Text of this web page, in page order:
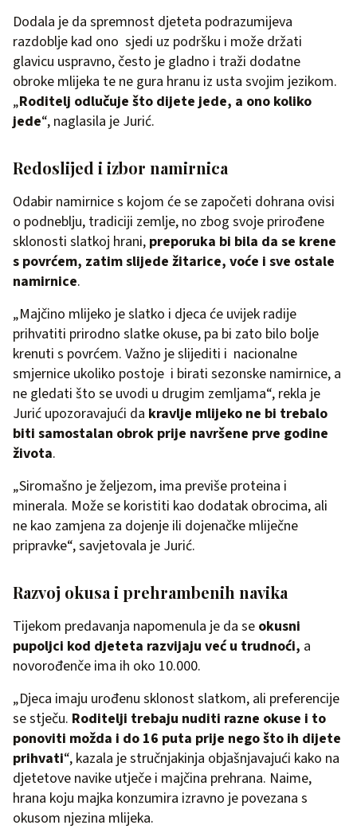
Dodala je da spremnost djeteta podrazumijeva
razdoblje kad ono sjedi uz podršku i može držati
glavicu uspravno, često je gladno i traži dodatne
obroke mlijeka te ne gura hranu iz usta svojim jezikom.
„Roditelj odlučuje što dijete jede, a ono koliko
jede“, naglasila je Jurić.
Redoslijed i izbor namirnica
Odabir namirnice s kojom će se započeti dohrana ovisi
o podneblju, tradiciji zemlje, no zbog svoje prirođene
sklonosti slatkoj hrani, preporuka bi bila da se krene
s povrćem, zatim slijede žitarice, voće i sve ostale
namirnice.
„Majčino mlijeko je slatko i djeca će uvijek radije
prihvatiti prirodno slatke okuse, pa bi zato bilo bolje
krenuti s povrćem. Važno je slijediti i nacionalne
smjernice ukoliko postoje i birati sezonske namirnice, a
ne gledati što se uvodi u drugim zemljama“, rekla je
Jurić upozoravajući da kravlje mlijeko ne bi trebalo
biti samostalan obrok prije navršene prve godine
života.
„Siromašno je željezom, ima previše proteina i
minerala. Može se koristiti kao dodatak obrocima, ali
ne kao zamjena za dojenje ili dojenačke mliječne
pripravke“, savjetovala je Jurić.
Razvoj okusa i prehrambenih navika
Tijekom predavanja napomenula je da se okusni
pupoljci kod djeteta razvijaju već u trudnoći, a
novorođenče ima ih oko 10.000.
„Djeca imaju urođenu sklonost slatkom, ali preferencije
se stječu. Roditelji trebaju nuditi razne okuse i to
ponoviti možda i do 16 puta prije nego što ih dijete
prihvati“, kazala je stručnjakinja objašnjavajući kako na
djetetove navike utječe i majčina prehrana. Naime,
hrana koju majka konzumira izravno je povezana s
okusom njezina mlijeka.